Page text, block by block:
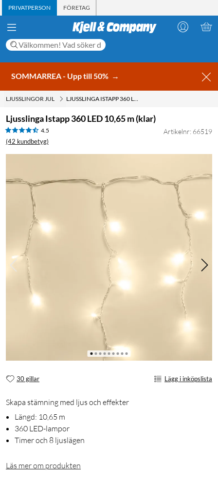
PRIVATPERSON FÖRETAG
SOMMARREA - Upp till 50% →
LJUSSLINGOR JUL LJUSSLINGA ISTAPP 360 LED 10,65 M (KLAR)
Ljusslinga Istapp 360 LED 10,65 m (klar)
4.5
(42 kundbetyg)
Artikelnr: 66519
30 gillar Lägg i inköpslista
Skapa stämning med ljus och effekter
Längd: 10,65 m
360 LED-lampor
Timer och 8 ljuslägen
Läs mer om produkten